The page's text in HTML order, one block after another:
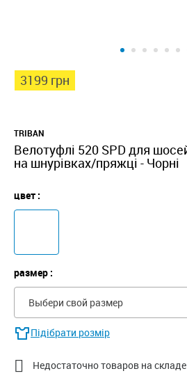
3199 грн
TRIBAN
Велотуфлі 520 SPD для шосейного велоспорту,
на шнурівках/пряжці - Чорні
цвет :
размер :
Выбери свой размер
Підібрати розмір
 Недостаточно товаров на складе